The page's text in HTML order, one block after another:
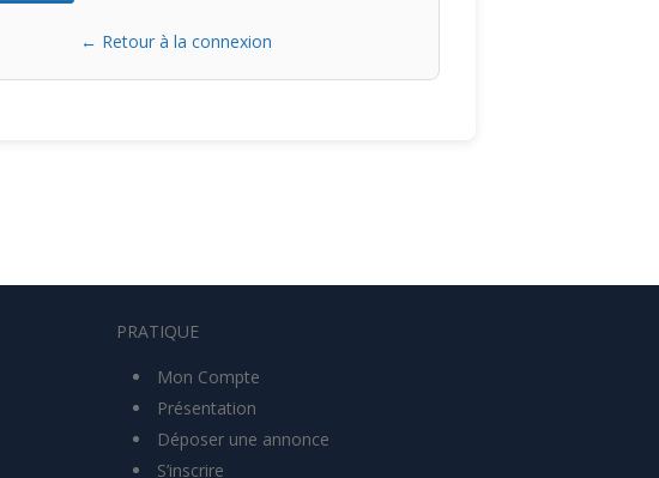
← Retour à la connexion
PRATIQUE
Mon Compte
Présentation
Déposer une annonce
S’inscrire